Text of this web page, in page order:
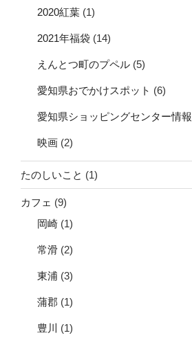
2020紅葉 (1)
2021年福袋 (14)
えんとつ町のプペル (5)
愛知県おでかけスポット (6)
愛知県ショッピングセンター情報
映画 (2)
たのしいこと (1)
カフェ (9)
岡崎 (1)
常滑 (2)
東浦 (3)
蒲郡 (1)
豊川 (1)